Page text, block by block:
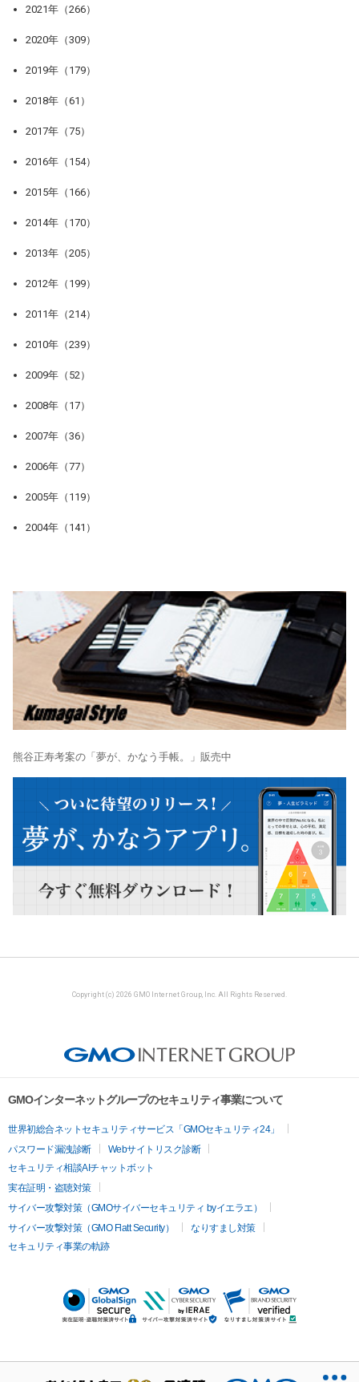
2021年（266）
2020年（309）
2019年（179）
2018年（61）
2017年（75）
2016年（154）
2015年（166）
2014年（170）
2013年（205）
2012年（199）
2011年（214）
2010年（239）
2009年（52）
2008年（17）
2007年（36）
2006年（77）
2005年（119）
2004年（141）
熊谷正寿考案の「夢が、かなう手帳。」販売中
Copyright (c) 2026 GMO Internet Group, Inc. All Rights Reserved.
GMOインターネットグループのセキュリティ事業について
世界初総合ネットセキュリティサービス「GMOセキュリティ24」
パスワード漏洩診断
Webサイトリスク診断
セキュリティ相談AIチャットボット
実在証明・盗聴対策
サイバー攻撃対策（GMOサイバーセキュリティ byイエラエ）
サイバー攻撃対策（GMO Flatt Security）
なりすまし対策
セキュリティ事業の軌跡